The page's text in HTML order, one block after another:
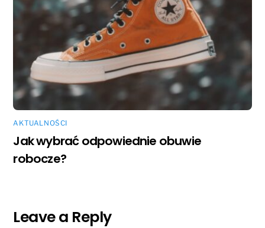
AKTUALNOŚCI
Jak wybrać odpowiednie obuwie
robocze?
Leave a Reply